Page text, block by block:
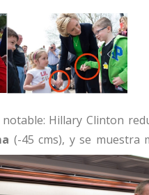
Hillary Clinton
(-45 cms), y se muestra